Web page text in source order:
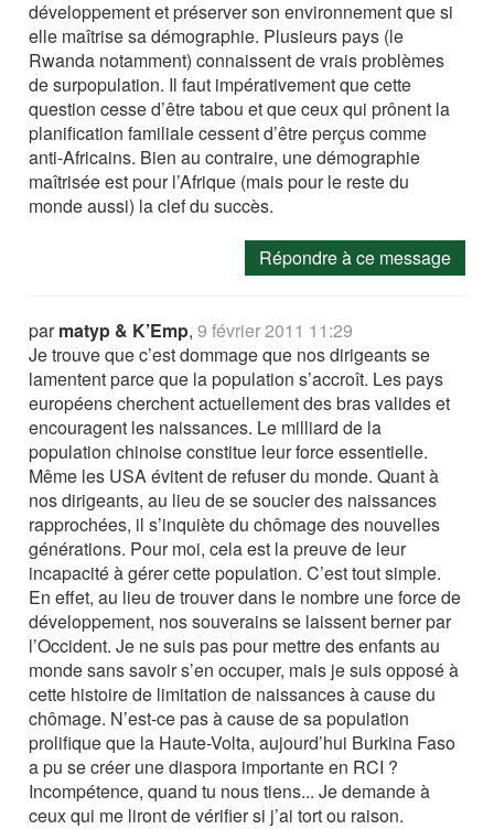
développement et préserver son environnement que si
elle maîtrise sa démographie. Plusieurs pays (le
Rwanda notamment) connaissent de vrais problèmes
de surpopulation. Il faut impérativement que cette
question cesse d’être tabou et que ceux qui prônent la
planification familiale cessent d’être perçus comme
anti-Africains. Bien au contraire, une démographie
maîtrisée est pour l’Afrique (mais pour le reste du
monde aussi) la clef du succès.
Répondre à ce message
parmatyp & K’Emp,9 février 2011 11:29
Je trouve que c’est dommage que nos dirigeants se
lamentent parce que la population s’accroît. Les pays
européens cherchent actuellement des bras valides et
encouragent les naissances. Le milliard de la
population chinoise constitue leur force essentielle.
Même les USA évitent de refuser du monde. Quant à
nos dirigeants, au lieu de se soucier des naissances
rapprochées, il s’inquiète du chômage des nouvelles
générations. Pour moi, cela est la preuve de leur
incapacité à gérer cette population. C’est tout simple.
En effet, au lieu de trouver dans le nombre une force de
développement, nos souverains se laissent berner par
l’Occident. Je ne suis pas pour mettre des enfants au
monde sans savoir s’en occuper, mais je suis opposé à
cette histoire de limitation de naissances à cause du
chômage. N’est-ce pas à cause de sa population
prolifique que la Haute-Volta, aujourd’hui Burkina Faso
a pu se créer une diaspora importante en RCI ?
Incompétence, quand tu nous tiens... Je demande à
ceux qui me liront de vérifier si j’ai tort ou raison.